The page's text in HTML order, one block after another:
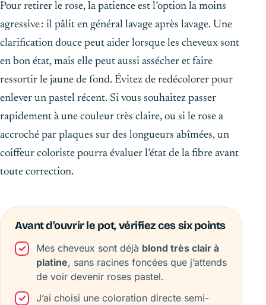
Pour retirer le rose, la patience est l’option la moins
agressive : il pâlit en général lavage après lavage. Une
clarification douce peut aider lorsque les cheveux sont
en bon état, mais elle peut aussi assécher et faire
ressortir le jaune de fond. Évitez de redécolorer pour
enlever un pastel récent. Si vous souhaitez passer
rapidement à une couleur très claire, ou si le rose a
accroché par plaques sur des longueurs abîmées, un
coiffeur coloriste pourra évaluer l’état de la fibre avant
toute correction.
Avant d’ouvrir le pot, vérifiez ces six points
Mes cheveux sont déjà blond très clair à
platine, sans racines foncées que j’attends
de voir devenir roses pastel.
J’ai choisi une coloration directe semi-